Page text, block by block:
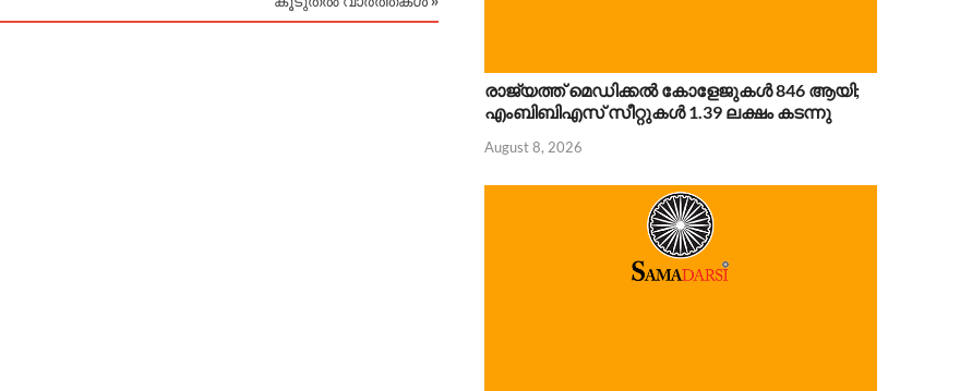
August 8, 2026
രാജ്യത്ത് മെഡിക്കൽ കോളേജുകൾ 846 ആയി;
എംബിബിഎസ് സീറ്റുകൾ 1.39 ലക്ഷം കടന്നു
August 8, 2026